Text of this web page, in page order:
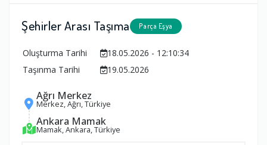
Şehirler Arası Taşıma Parça Eşya
Oluşturma Tarihi
18.05.2026 - 12:10:34
Taşınma Tarihi
19.05.2026
Ağrı Merkez
Merkez, Ağrı, Türkiye
Ankara Mamak
Mamak, Ankara, Türkiye